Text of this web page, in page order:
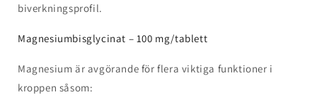
biverkningsprofil.
Magnesiumbisglycinat – 100 mg/tablett
Magnesium är avgörande för flera viktiga funktioner i
kroppen såsom: